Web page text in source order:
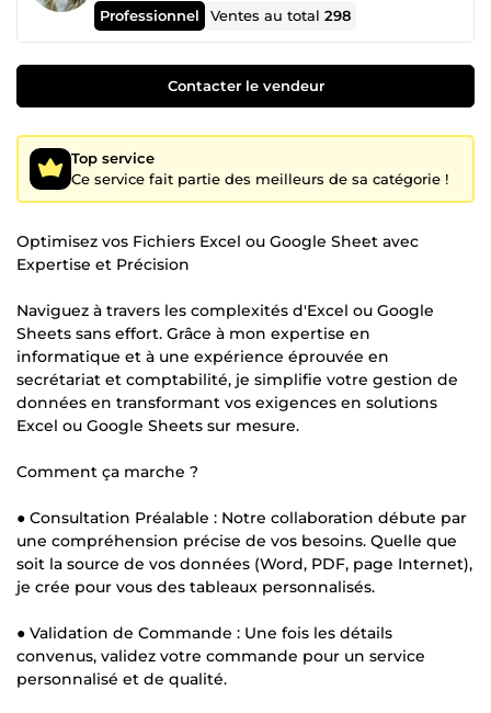
Professionnel Ventes au total298
Contacter le vendeur
Top service
Ce service fait partie des meilleurs de sa catégorie !
Optimisez vos Fichiers Excel ou Google Sheet avec
Expertise et Précision
Naviguez à travers les complexités d'Excel ou Google
Sheets sans effort. Grâce à mon expertise en
informatique et à une expérience éprouvée en
secrétariat et comptabilité, je simplifie votre gestion de
données en transformant vos exigences en solutions
Excel ou Google Sheets sur mesure.
Comment ça marche ?
● Consultation Préalable : Notre collaboration débute par
une compréhension précise de vos besoins. Quelle que
soit la source de vos données (Word, PDF, page Internet),
je crée pour vous des tableaux personnalisés.
● Validation de Commande : Une fois les détails
convenus, validez votre commande pour un service
personnalisé et de qualité.